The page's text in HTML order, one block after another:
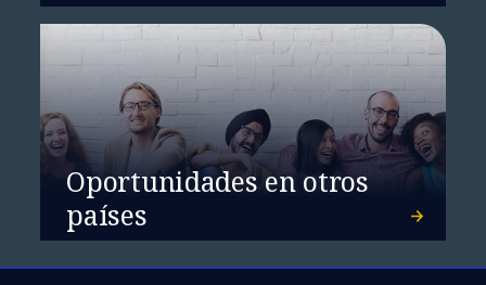
Oportunidades en otros
países